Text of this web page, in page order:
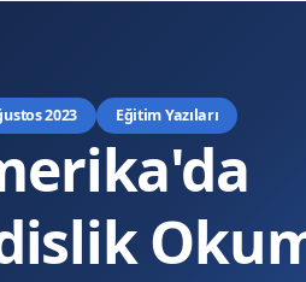
2023 Eğitim Yazıları